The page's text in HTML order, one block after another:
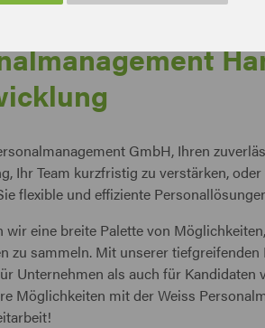
GmbH, Ihren
Ihr Team kurzfristig zu verstärken,
flexible und effiziente
wir eine breite Palette von
zu sammeln. Mit unserer
Unternehmen als auch für
Möglichkeiten mit der Weiss